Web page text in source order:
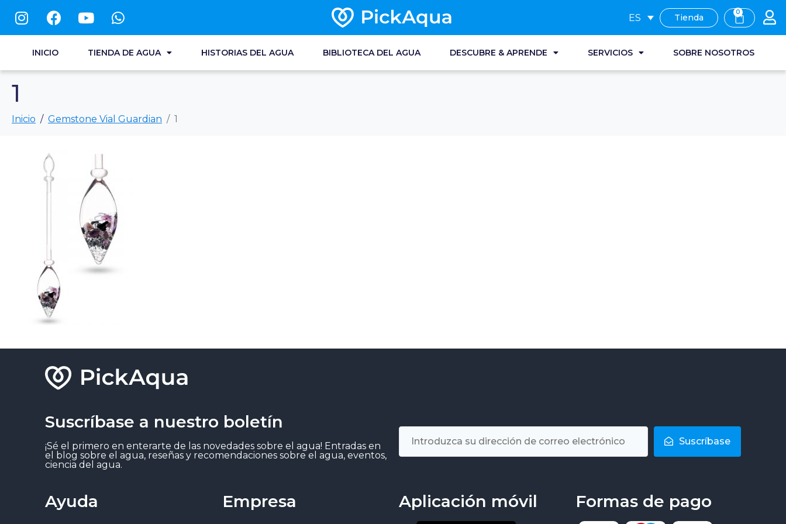
ES Tienda
0
INICIO TIENDA DE AGUA HISTORIAS DEL AGUA BIBLIOTECA DEL AGUA DESCUBRE & APRENDE SERVICIOS SOBRE NOSOTROS
1
Inicio Gemstone Vial Guardian 1
Suscríbase a nuestro boletín
¡Sé el primero en enterarte de las novedades sobre el agua! Entradas en
el blog sobre el agua, reseñas y recomendaciones sobre el agua, eventos,
ciencia del agua.
Suscríbase
Ayuda Empresa Aplicación móvil Formas de pago